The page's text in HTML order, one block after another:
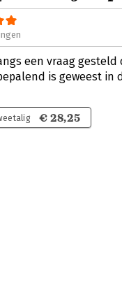
een vraag gesteld
is geweest in
€ 28,25